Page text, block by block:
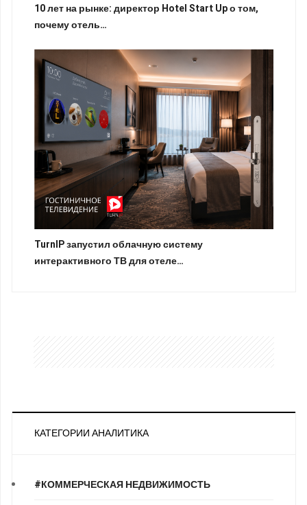
10 лет на рынке: директор Hotel Start Up о том,
почему отель…
TurnIP запустил облачную систему
интерактивного ТВ для отеле…
КАТЕГОРИИ АНАЛИТИКА
#КОММЕРЧЕСКАЯ НЕДВИЖИМОСТЬ